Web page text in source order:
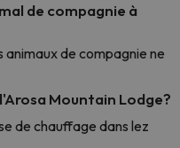
de compagnie à
de compagnie ne
Mountain Lodge?
de chauffage dans lez